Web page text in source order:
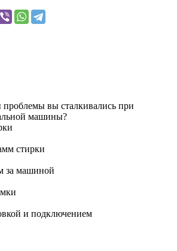
проблемы вы сталкивались при
машины?
стирки
за машиной
и подключением